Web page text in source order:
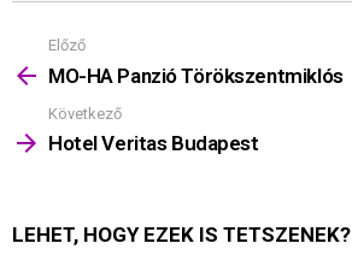
Mutass
többet
Előző
MO-HA Panzió Törökszentmiklós
Következő
Hotel Veritas Budapest
LEHET, HOGY EZEK IS TETSZENEK?